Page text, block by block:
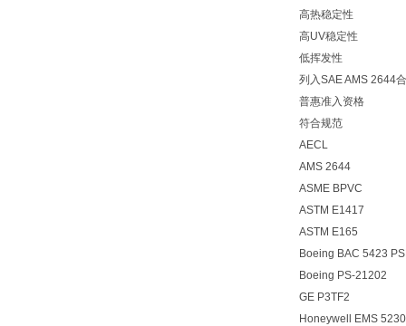
高热稳定性
高UV稳定性
低挥发性
列入SAE AMS 2644
普惠准入资格
符合规范
AECL
AMS 2644
ASME BPVC
ASTM E1417
ASTM E165
Boeing BAC 5423
Boeing PS-21202
GE P3TF2
Honeywell EMS